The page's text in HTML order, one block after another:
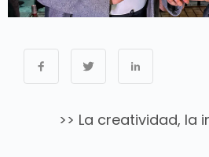
>> La creatividad,